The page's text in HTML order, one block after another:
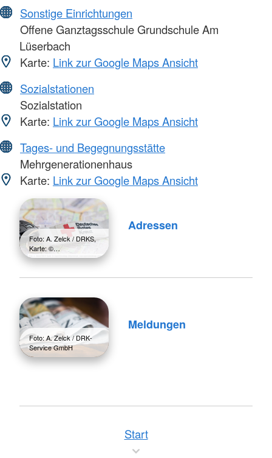
Sonstige Einrichtungen
Offene Ganztagsschule Grundschule Am
Lüserbach
Karte: Link zur Google Maps Ansicht
Sozialstationen
Sozialstation
Karte: Link zur Google Maps Ansicht
Tages- und Begegnungsstätte
Mehrgenerationenhaus
Karte: Link zur Google Maps Ansicht
Foto: A. Zelck / DRKS,
Karte: ©…
Adressen
Foto: A. Zelck / DRK-
Service GmbH
Meldungen
Start